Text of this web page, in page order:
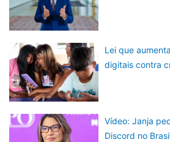
Lei que
digitais contra
Vídeo: Janja
Discord no